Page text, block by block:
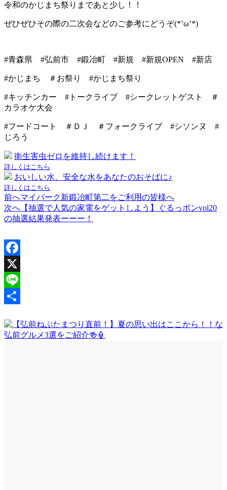
令和のかじまち祭りまであと少し！！
ぜひぜひその際の二次会などのご参考にどうぞ(*’ω’*)
#青森県 #弘前市 #鍛冶町 #新規 #新規OPEN #新店
#かじまち ＃お祭り #かじまち祭り
#キッチンカー #トークライブ #シークレットゲスト ＃
カラオケ大会
#フードコート ＃ＤＪ ＃フォークライブ #シソンヌ #
じろう
衛生害虫ゼロを維持し続けます！
詳しくはこちら
おいしい水、安全な水をあなたのおそばに♪
詳しくはこちら
投
稿
ビ
ゲ
ー
シ
ン
前へマイパーク新鍛冶町第二をご利用の皆様へ
次へ 【抽選で人気の家電をゲットしよう】ぐるっポンvol20
の抽選結果発表ーーー！
有